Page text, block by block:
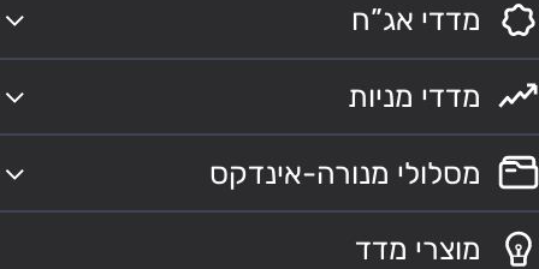
מדדי אג”ח
מדדי מניות
מסלולי מנורה-אינדקס
מוצרי מדד